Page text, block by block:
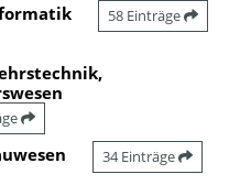
58 Einträge
34 Einträge